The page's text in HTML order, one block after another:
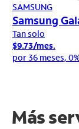
SAMSUNG
Samsung
Tan solo
$9.73/mes.
por 36 meses,
Más